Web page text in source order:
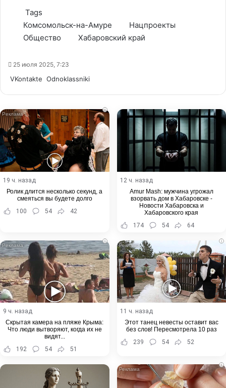
Tags
Комсомольск-на-Амуре
Нацпроекты
Общество
Хабаровский край
25 июля 2025, 7:23
VKontakte Odnoklassniki
i
19 ч. назад
Ролик длится несколько секунд, а
смеяться вы будете долго
100
54 42
12 ч. назад
Amur Mash: мужчина угрожал
взорвать дом в Хабаровске -
Новости Хабаровска и
Хабаровского края
174
54 64
i
9 ч. назад
Скрытая камера на пляже Крыма:
Что люди вытворяют, когда их не
видят...
192
54 51
i
11 ч. назад
Этот танец невесты оставит вас
без слов! Пересмотрела 10 раз
239
54 52
i